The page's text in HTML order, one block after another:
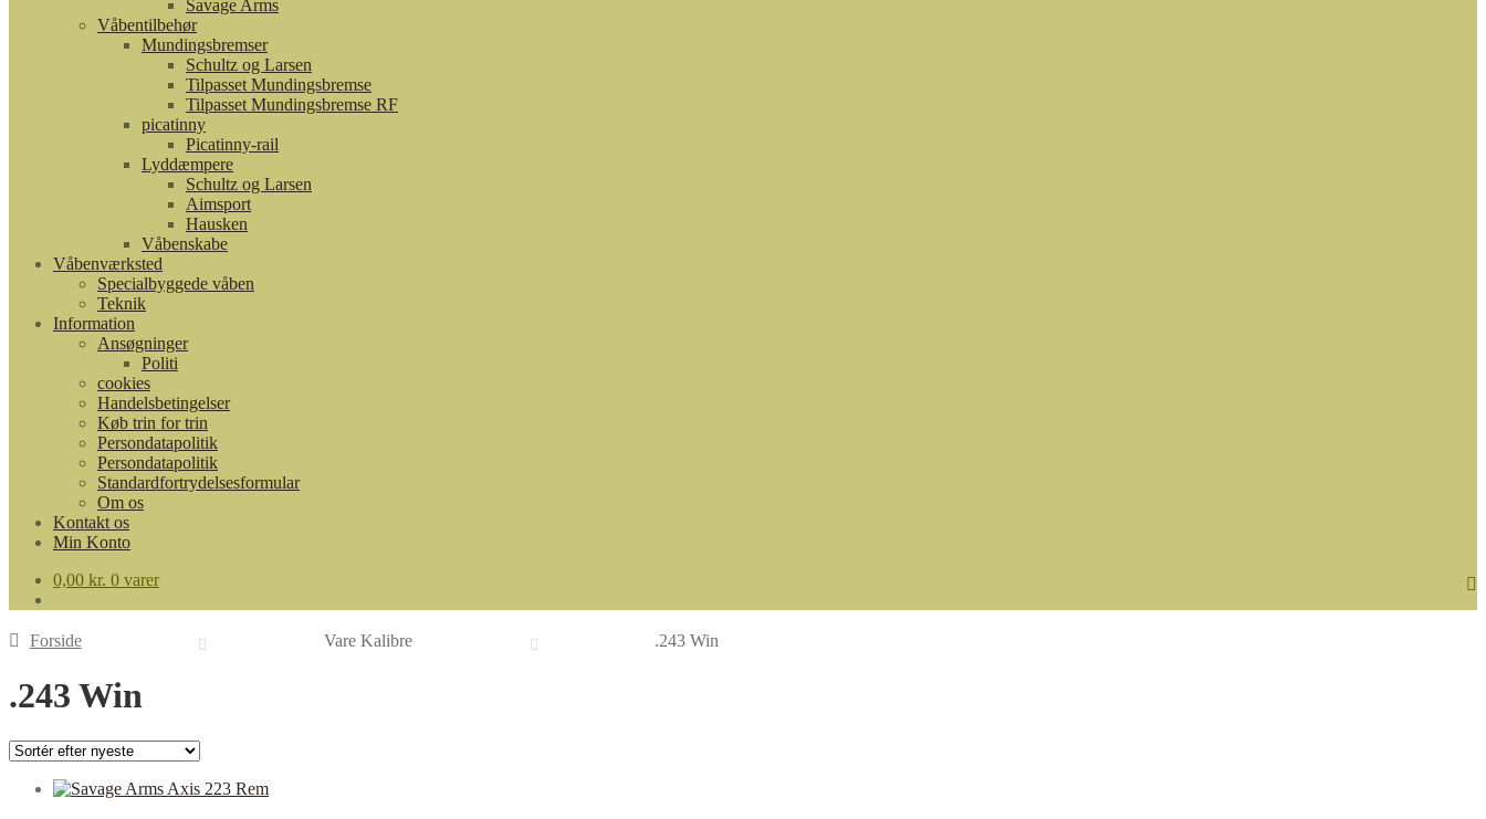
Savage Arms
Våbentilbehør
Mundingsbremser
Schultz og Larsen
Tilpasset Mundingsbremse
Tilpasset Mundingsbremse RF
picatinny
Picatinny-rail
Lyddæmpere
Schultz og Larsen
Aimsport
Hausken
Våbenskabe
Våbenværksted
Specialbyggede våben
Teknik
Information
Ansøgninger
Politi
cookies
Handelsbetingelser
Køb trin for trin
Persondatapolitik
Persondatapolitik
Standardfortrydelsesformular
Om os
Kontakt os
Min Konto
0,00 kr. 0 varer
Forside Vare Kalibre .243 Win
.243 Win